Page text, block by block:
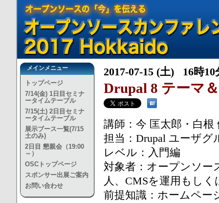
メインメニュー
トップページ
7/14(金) 1日目セミナ
ータイムテーブル
7/15(土) 2日目セミナ
ータイムテーブル
展示ブース一覧(7/15
土のみ)
2日目 懇親会（19:00
～）
OSCトップページ
スポンサー出展ご案内
お問い合わせ
2017-07-15 (土) 16時10
Drupal 8 テーマ
講師：今 匡太郎・白根
担当：Drupal ユーザグ
レベル：入門編
対象者：オープンソー
人、CMSを運用もし
前提知識：ホームペー